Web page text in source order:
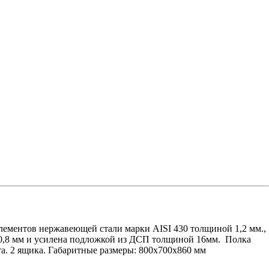
нержавеющей стали марки AISI 430 толщиной 1,2 мм.,
мм и усилена подложкой из ДСП толщиной 16мм. Полка
2 ящика. Габаритные размеры: 800х700х860 мм